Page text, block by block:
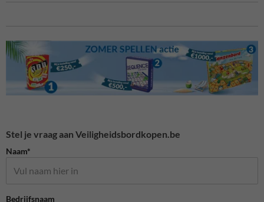
Stel je vraag aan Veiligheidsbordkopen.be
Naam*
Bedrijfsnaam